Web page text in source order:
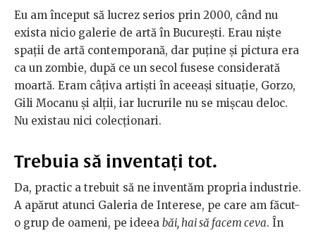
Eu am început să lucrez serios prin 2000, când nu
exista nicio galerie de artă în București. Erau niște
spații de artă contemporană, dar puține și pictura era
ca un zombie, după ce un secol fusese considerată
moartă. Eram câțiva artiști în aceeași situație, Gorzo,
Gili Mocanu și alții, iar lucrurile nu se mișcau deloc.
Nu existau nici colecționari.
Trebuia să inventați tot.
Da, practic a trebuit să ne inventăm propria industrie.
A apărut atunci Galeria de Interese, pe care am făcut-
o grup de oameni, pe ideea băi, hai să facem ceva. În